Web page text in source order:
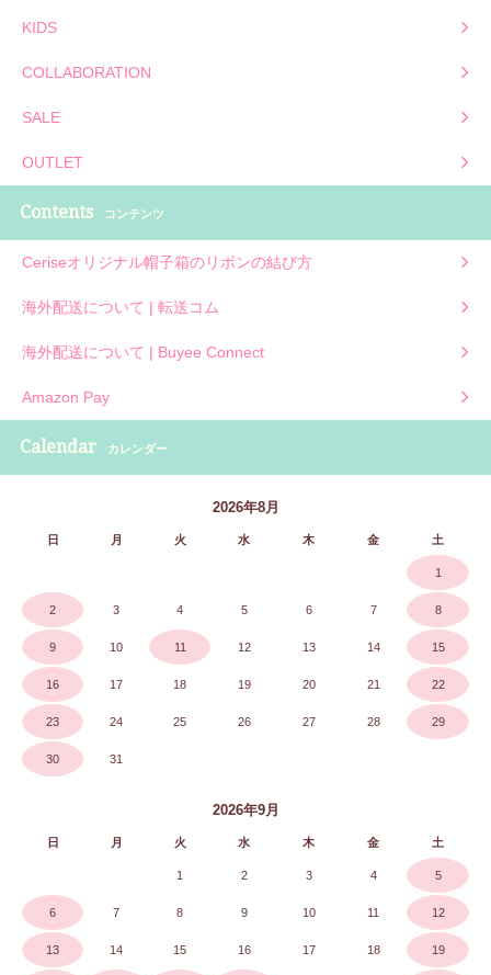
KIDS
COLLABORATION
SALE
OUTLET
Contents コンテンツ
Ceriseオリジナル帽子箱のリボンの結び方
海外配送について | 転送コム
海外配送について | Buyee Connect
Amazon Pay
Calendar カレンダー
2026年8月
日 月 火 水 木 金 土
1
2 3 4 5 6 7 8
9 10 11 12 13 14 15
16 17 18 19 20 21 22
23 24 25 26 27 28 29
30 31
2026年9月
日 月 火 水 木 金 土
1 2 3 4 5
6 7 8 9 10 11 12
13 14 15 16 17 18 19